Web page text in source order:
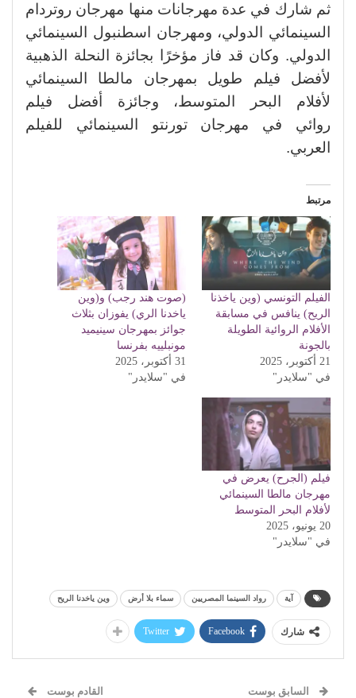
ثم شارك في عدة مهرجانات منها مهرجان روتردام
السينمائي الدولي، ومهرجان اسطنبول السينمائي
الدولي. وكان قد فاز مؤخرًا بجائزة النحلة الذهبية
لأفضل فيلم طويل بمهرجان مالطا السينمائي
لأفلام البحر المتوسط، وجائزة أفضل فيلم
روائي في مهرجان تورنتو السينمائي للفيلم
العربي.
مرتبط
الفيلم التونسي (وين ياخذنا
الريح) ينافس في مسابقة
الأفلام الروائية الطويلة
بالجونة
21 أكتوبر، 2025
في "سلايدر"
(صوت هند رجب) و(وين
ياخدنا الري) يفوزان بثلاث
جوائز بمهرجان سينيميد
مونبلييه بفرنسا
31 أكتوبر، 2025
في "سلايدر"
فيلم (الجرح) يعرض في
مهرجان مالطا السينمائي
لأفلام البحر المتوسط
20 يونيو، 2025
في "سلايدر"
آية رواد السينما المصريين سماء بلا أرض وين ياخدنا الريح
شارك Facebook
Twitter
السابق بوست القادم بوست